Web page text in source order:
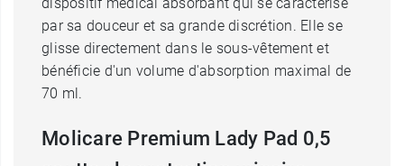
par sa douceur et sa grande discrétion. Elle se
glisse directement dans le sous-vêtement et
bénéficie d'un volume d'absorption maximal de
70 ml.
Molicare Premium Lady Pad 0,5